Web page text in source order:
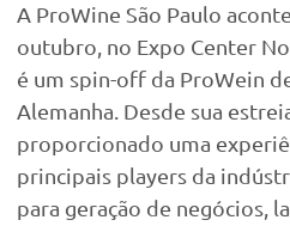
A ProWine São Paulo
outubro, no Expo Center
é um spin-off da ProWein
Alemanha. Desde sua
proporcionado uma
principais players da
para geração de negócios,